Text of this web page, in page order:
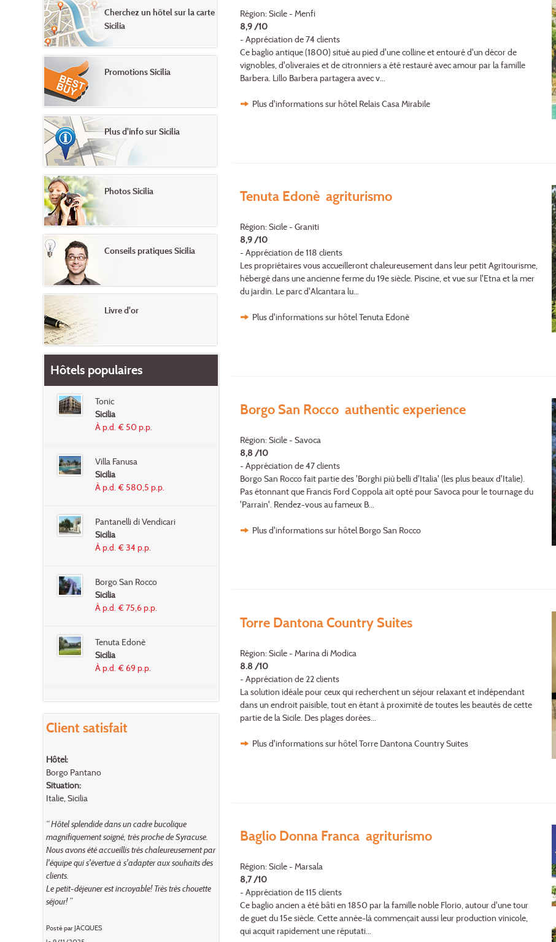
Région: Sicile - Menfi
8,9 /10
- Appréciation de 74 clients
Ce baglio antique (1800) situé au pied d'une colline et entouré d'un décor de
vignobles, d'oliveraies et de citronniers a été restauré avec amour par la famille
Barbera. Lillo Barbera partagera avec v...
Plus d'informations sur hôtel Relais Casa Mirabile
Tenuta Edonè agriturismo
Région: Sicile - Graniti
8,9 /10
- Appréciation de 118 clients
Les propriétaires vous accueilleront chaleureusement dans leur petit Agritourisme,
hébergé dans une ancienne ferme du 19e siècle. Piscine, et vue sur l'Etna et la mer
du jardin. Le parc d'Alcantara lu...
Plus d'informations sur hôtel Tenuta Edonè
Borgo San Rocco authentic experience
Région: Sicile - Savoca
8,8 /10
- Appréciation de 47 clients
Borgo San Rocco fait partie des 'Borghi più belli d'Italia' (les plus beaux d'Italie).
Pas étonnant que Francis Ford Coppola ait opté pour Savoca pour le tournage du
'Parrain'. Rendez-vous au fameux B...
Plus d'informations sur hôtel Borgo San Rocco
Torre Dantona Country Suites
Région: Sicile - Marina di Modica
8.8 /10
- Appréciation de 22 clients
La solution idéale pour ceux qui recherchent un séjour relaxant et indépendant
dans un endroit paisible, tout en étant à proximité de toutes les beautés de cette
partie de la Sicile. Des plages dorées...
Plus d'informations sur hôtel Torre Dantona Country Suites
Baglio Donna Franca agriturismo
Région: Sicile - Marsala
8,7 /10
- Appréciation de 115 clients
Ce baglio ancien a été bâti en 1850 par la famille noble Florio, autour d'une tour
de guet du 15e siècle. Cette année-là com­men­çait aussi leur production vinicole,
qui acquit rapidement une réputati...
Cherchez un hôtel sur la carte
Sicilia
Promotions Sicilia
Plus d'info sur Sicilia
Photos Sicilia
Conseils pratiques Sicilia
Livre d'or
Hôtels populaires
Tonic
Sicilia
À p.d. € 50 p.p.
Villa Fanusa
Sicilia
À p.d. € 580,5 p.p.
Pantanelli di Vendicari
Sicilia
À p.d. € 34 p.p.
Borgo San Rocco
Sicilia
À p.d. € 75,6 p.p.
Tenuta Edonè
Sicilia
À p.d. € 69 p.p.
Client satisfait
Hôtel:
Borgo Pantano
Situation:
Italie, Sicilia
“ Hôtel splendide dans un cadre bucolique
magnifiquement soigné, très proche de Syracuse.
Nous avons été accueillis très chaleureusement par
l'équipe qui s'évertue à s'adapter aux souhaits des
clients.
Le petit-déjeuner est incroyable! Très très chouette
séjour! ”
Posté par JACQUES